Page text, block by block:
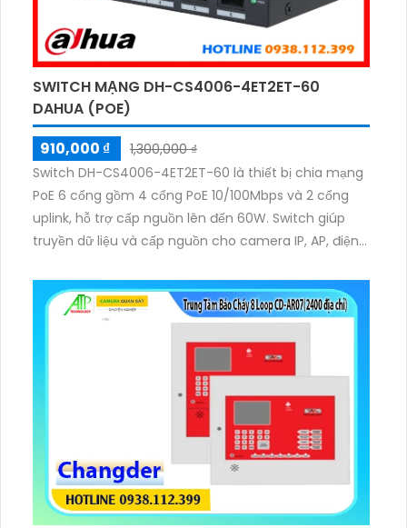
SWITCH MẠNG DH-CS4006-4ET2ET-60
DAHUA (POE)
910,000 ₫
1,300,000 ₫
Switch DH-CS4006-4ET2ET-60 là thiết bị chia mạng
PoE 6 cổng gồm 4 cổng PoE 10/100Mbps và 2 cổng
uplink, hỗ trợ cấp nguồn lên đến 60W. Switch giúp
truyền dữ liệu và cấp nguồn cho camera IP, AP, điện
phù hợp cho hệ thống giám sát an ninh và mạng
doanh nghiệp nhỏ.